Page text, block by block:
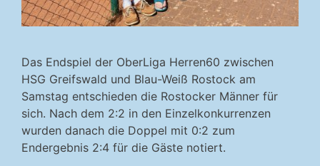
Das Endspiel der OberLiga Herren60 zwischen
HSG Greifswald und Blau-Weiß Rostock am
Samstag entschieden die Rostocker Männer für
sich. Nach dem 2:2 in den Einzelkonkurrenzen
wurden danach die Doppel mit 0:2 zum
Endergebnis 2:4 für die Gäste notiert.